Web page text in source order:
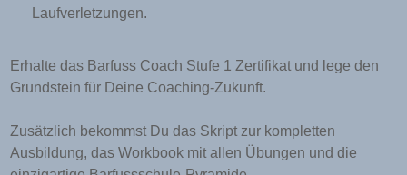
Laufverletzungen.
Erhalte das Barfuss Coach Stufe 1 Zertifikat und lege den
Grundstein für Deine Coaching-Zukunft.
Zusätzlich bekommst Du das Skript zur kompletten
Ausbildung, das Workbook mit allen Übungen und die